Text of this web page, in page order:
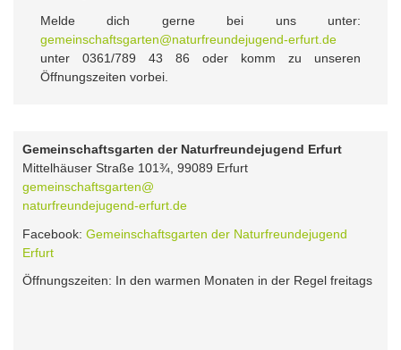
Melde dich gerne bei uns unter:
gemeinschaftsgarten@naturfreundejugend-erfurt.de
unter 0361/789 43 86 oder komm zu unseren
Öffnungszeiten vorbei.
Gemeinschaftsgarten der Naturfreundejugend Erfurt
Mittelhäuser Straße 101¾, 99089 Erfurt
gemeinschaftsgarten@
naturfreundejugend-erfurt.de
Facebook: Gemeinschaftsgarten der Naturfreundejugend
Erfurt
Öffnungszeiten: In den warmen Monaten in der Regel freitags